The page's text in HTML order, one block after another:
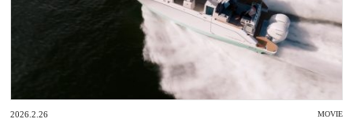
2026.2.26 MOVIE